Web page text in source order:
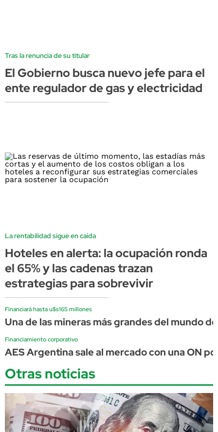
Tras la renuncia de su titular
El Gobierno busca nuevo jefe para el
ente regulador de gas y electricidad
La rentabilidad sigue en caída
Hoteles en alerta: la ocupación ronda
el 65% y las cadenas trazan
estrategias para sobrevivir
Financiará hasta u$s165 millones
Una de las mineras más grandes del mundo
Financiamiento corporativo
AES Argentina sale al mercado con una ON
Otras noticias